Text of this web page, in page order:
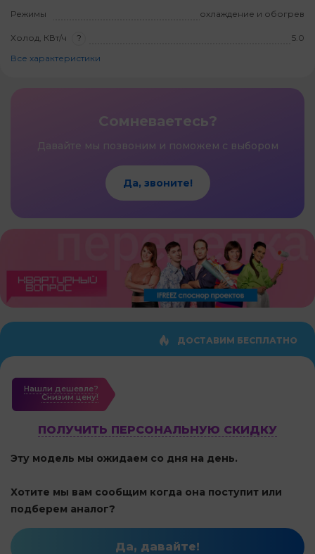
Режимы охлаждение и обогрев
Холод, КВт/ч ?
5.0
Все характеристики
Сомневаетесь?
Давайте мы позвоним и поможем с выбором
Да, звоните!
ДОСТАВИМ БЕСПЛАТНО
Нашли дешевле?
Cнизим цену!
ПОЛУЧИТЬ ПЕРСОНАЛЬНУЮ СКИДКУ
Эту модель мы ожидаем со дня на день.
Хотите мы вам сообщим когда она поступит или
подберем аналог?
Да, давайте!